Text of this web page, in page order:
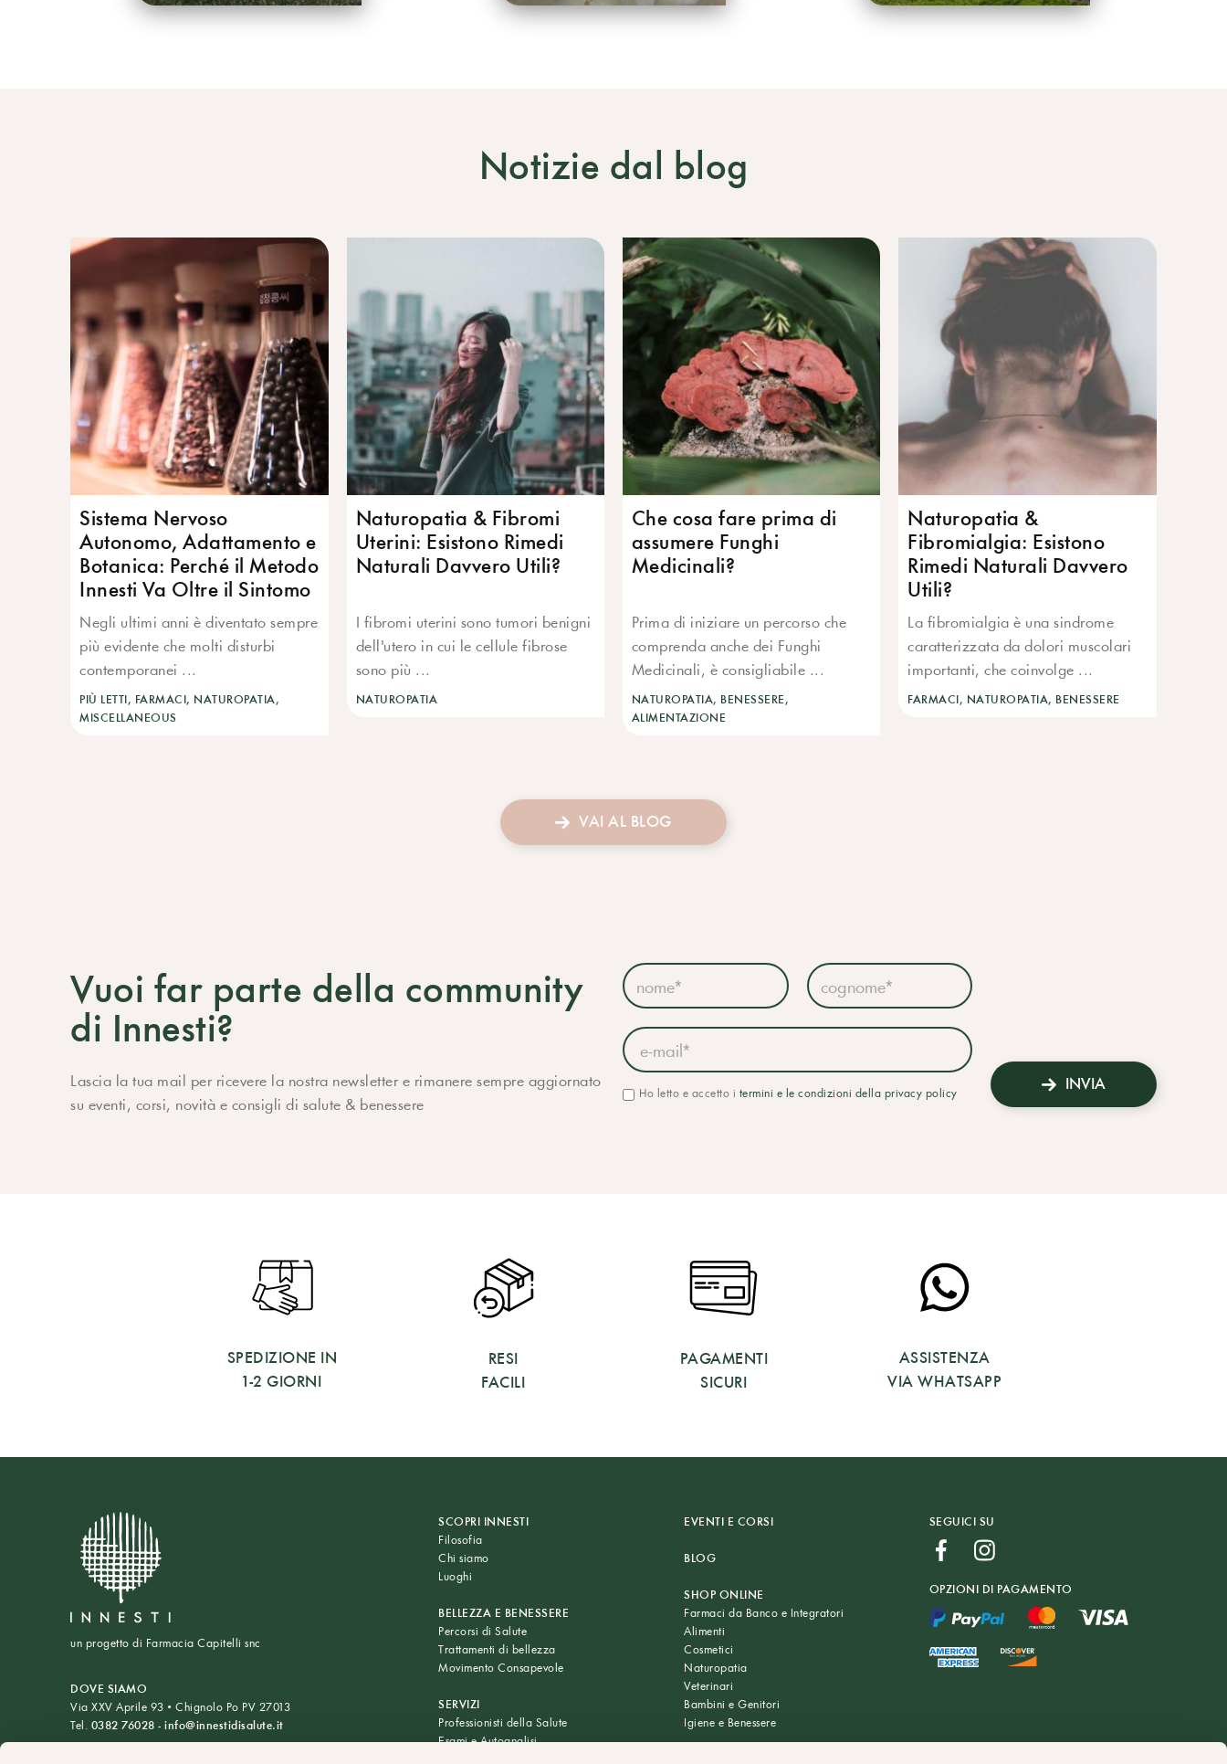
Notizie dal blog
Sistema Nervoso
Autonomo, Adattamento e
Botanica: Perché il Metodo
Innesti Va Oltre il Sintomo
Negli ultimi anni è diventato sempre
più evidente che molti disturbi
contemporanei ...
PIÙ LETTI, FARMACI, NATUROPATIA,
MISCELLANEOUS
Naturopatia & Fibromi
Uterini: Esistono Rimedi
Naturali Davvero Utili?
I fibromi uterini sono tumori benigni
dell'utero in cui le cellule fibrose
sono più ...
NATUROPATIA
Che cosa fare prima di
assumere Funghi
Medicinali?
Prima di iniziare un percorso che
comprenda anche dei Funghi
Medicinali, è consigliabile ...
NATUROPATIA, BENESSERE,
ALIMENTAZIONE
Naturopatia &
Fibromialgia: Esistono
Rimedi Naturali Davvero
Utili?
La fibromialgia è una sindrome
caratterizzata da dolori muscolari
importanti, che coinvolge ...
FARMACI, NATUROPATIA, BENESSERE
VAI AL BLOG
Vuoi far parte della community
di Innesti?
Lascia la tua mail per ricevere la nostra newsletter e rimanere sempre aggiornato
su eventi, corsi, novità e consigli di salute & benessere
Ho letto e accetto i termini e le condizioni della privacy policy INVIA
SPEDIZIONE IN
1-2 GIORNI
RESI
FACILI
PAGAMENTI
SICURI
ASSISTENZA
VIA WHATSAPP
un progetto di Farmacia Capitelli snc
DOVE SIAMO
Via XXV Aprile 93 • Chignolo Po PV 27013
Tel. 0382 76028 -info@innestidisalute.it
SCOPRI INNESTI
Filosofia
Chi siamo
Luoghi
BELLEZZA E BENESSERE
Percorsi di Salute
Trattamenti di bellezza
Movimento Consapevole
SERVIZI
Professionisti della Salute
Esami e Autoanalisi
EVENTI E CORSI
BLOG
SHOP ONLINE
Farmaci da Banco e Integratori
Alimenti
Cosmetici
Naturopatia
Veterinari
Bambini e Genitori
Igiene e Benessere
SEGUICI SU
OPZIONI DI PAGAMENTO